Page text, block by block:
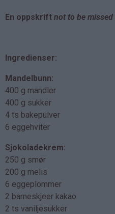
En oppskrift not to be missed
Ingredienser:
Mandelbunn:
400 g mandler
400 g sukker
4 ts bakepulver
6 eggehviter
Sjokoladekrem:
250 g smør
200 g melis
6 eggeplommer
2 barneskjeer kakao
2 ts vaniljesukker